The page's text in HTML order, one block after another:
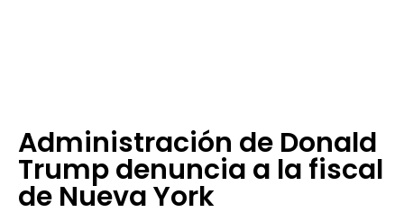
Administración de Donald
Trump denuncia a la fiscal
de Nueva York